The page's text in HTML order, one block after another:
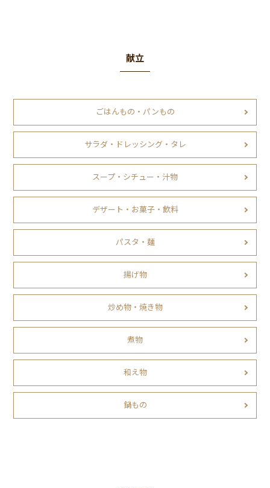
献立
ごはんもの・パンもの
サラダ・ドレッシング・タレ
スープ・シチュー・汁物
デザート・お菓子・飲料
パスタ・麺
揚げ物
炒め物・焼き物
煮物
和え物
鍋もの